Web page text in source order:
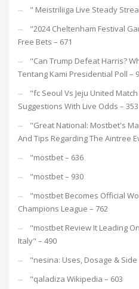
"️ Meistriliiga Live Steady
"2024 Cheltenham Festival
Free Bets – 671
"Can Trump Defeat Harris?
Tentang Kami Presidential Poll –
"fc Seoul Vs Jeju United
Suggestions With Live Odds – 353
"Great National: Mostbet's
And Tips Regarding The Aintree
"mostbet – 636
"mostbet – 930
"mostbet Becomes Official
Champions League – 762
"mostbet Review It Leading
Italy" – 490
"nesina: Uses, Dosage & Side
"qaladiza Wikipedia – 603